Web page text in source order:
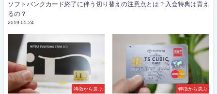
ソフトバンクカード終了に伴う切り替えの注意点とは？入会特典は貰え
るの？
2019.05.24
特徴から選ぶ 特徴から選ぶ